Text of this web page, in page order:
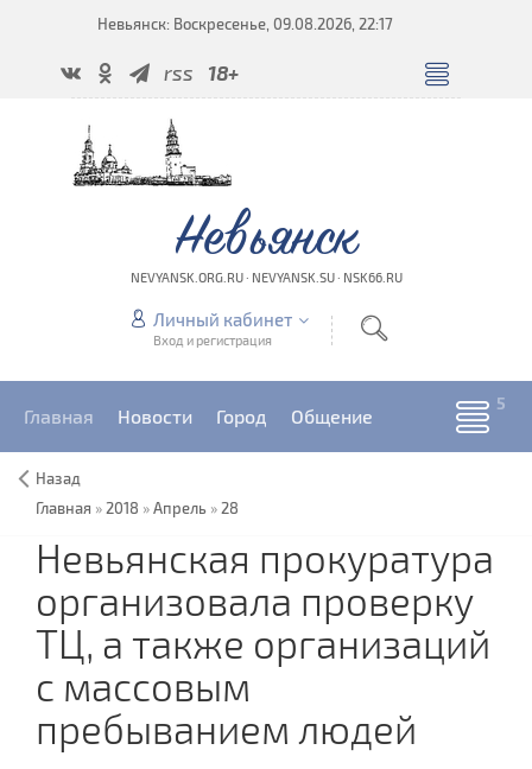
Невьянск: Воскресенье, 09.08.2026, 22:17
rss 18+
Невьянск
NEVYANSK.ORG.RU · NEVYANSK.SU · NSK66.RU
Личный кабинет
Вход и регистрация
Главная Новости Город Общение
Назад
Главная » 2018 »Апрель » 28
Невьянская прокуратура
организовала проверку
ТЦ, а также организаций
с массовым
пребыванием людей